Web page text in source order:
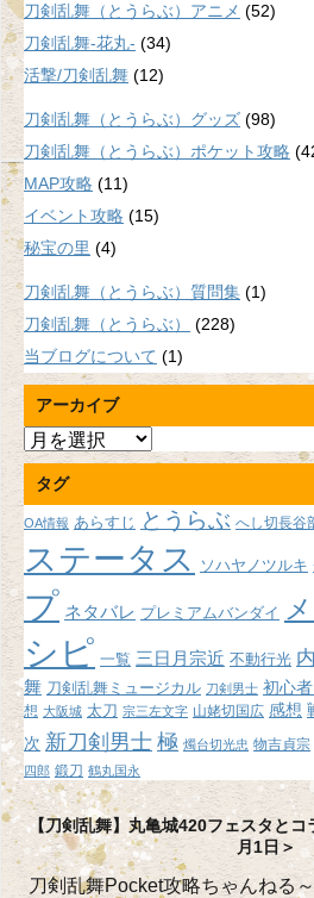
刀剣乱舞（とうらぶ）アニメ (52)
刀剣乱舞-花丸- (34)
活撃/刀剣乱舞 (12)
刀剣乱舞（とうらぶ）グッズ (98)
刀剣乱舞（とうらぶ）ポケット攻略
MAP攻略 (11)
イベント攻略 (15)
秘宝の里 (4)
刀剣乱舞（とうらぶ）質問集 (1)
刀剣乱舞（とうらぶ）
(228)
当ブログについて (1)
アーカイブ
ア
ー
カ
イ
ブ
タグ
OA情報 あらすじ とうらぶ へし切長谷
ステータス ソハヤノツルキ
プ ネタバレ プレミアムバンダイ
シピ 一覧 三日月宗近 不動行光
舞 刀剣乱舞ミュージカル 刀剣男士 初心
想 大阪城 太刀 宗三左文字 山姥切国広 感想
次 新刀剣男士 極 燭台切光忠 物吉貞宗
四郎 鍛刀 鶴丸国永
【刀剣乱舞】丸亀城420フェスタと
月1日＞
刀剣乱舞Pocket攻略ちゃんねる